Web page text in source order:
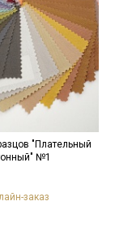
"Плательный
№1
заказ